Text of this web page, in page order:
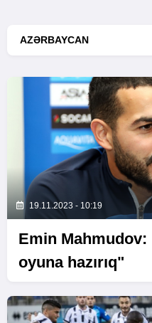
AZƏRBAYCAN
19.11.2023 - 10:19
Emin
oyuna hazırıq"